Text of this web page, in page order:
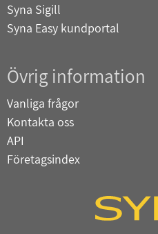
Syna Sigill
Syna Easy kundportal
Övrig information
Vanliga frågor
Kontakta oss
API
Företagsindex